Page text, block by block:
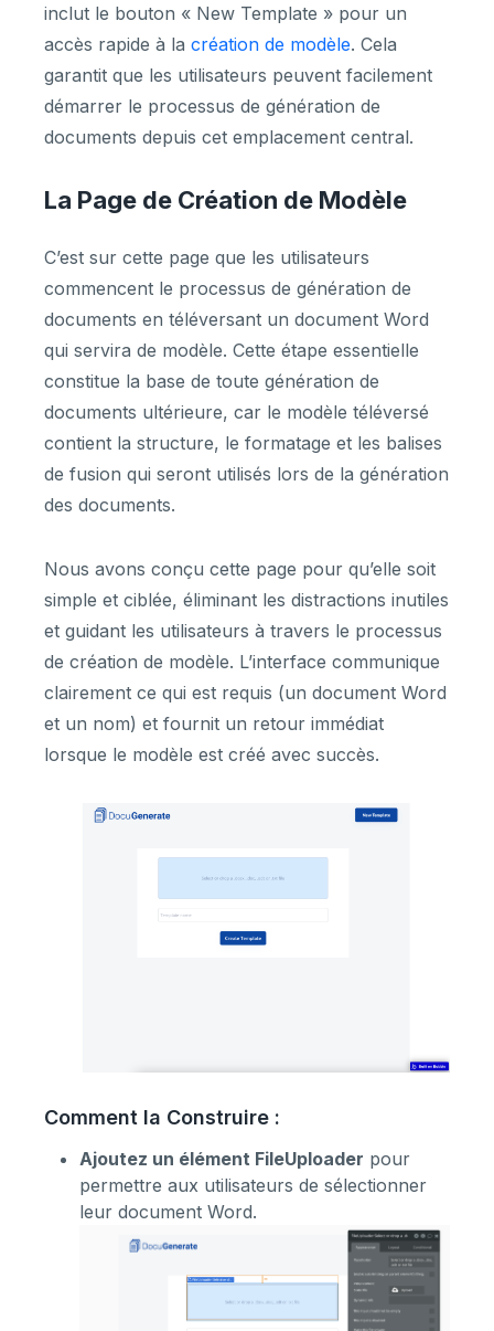
inclut le bouton « New Template » pour un
accès rapide à la création de modèle. Cela
garantit que les utilisateurs peuvent facilement
démarrer le processus de génération de
documents depuis cet emplacement central.
La Page de Création de Modèle
C’est sur cette page que les utilisateurs
commencent le processus de génération de
documents en téléversant un document Word
qui servira de modèle. Cette étape essentielle
constitue la base de toute génération de
documents ultérieure, car le modèle téléversé
contient la structure, le formatage et les balises
de fusion qui seront utilisés lors de la génération
des documents.
Nous avons conçu cette page pour qu’elle soit
simple et ciblée, éliminant les distractions inutiles
et guidant les utilisateurs à travers le processus
de création de modèle. L’interface communique
clairement ce qui est requis (un document Word
et un nom) et fournit un retour immédiat
lorsque le modèle est créé avec succès.
Comment la Construire :
Ajoutez un élément FileUploader pour
permettre aux utilisateurs de sélectionner
leur document Word.